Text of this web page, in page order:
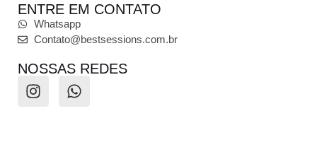
ENTRE EM CONTATO
Whatsapp
Contato@bestsessions.com.br
NOSSAS REDES